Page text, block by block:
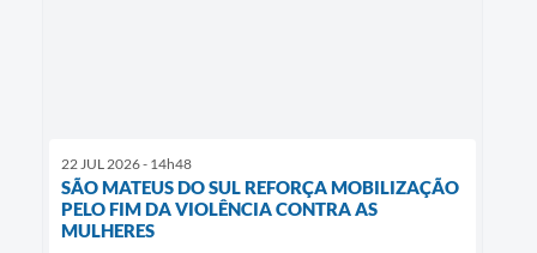
22 JUL 2026 - 14h48
SÃO MATEUS DO SUL REFORÇA MOBILIZAÇÃO
PELO FIM DA VIOLÊNCIA CONTRA AS
MULHERES